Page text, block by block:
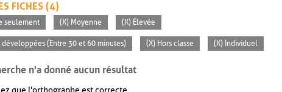
FICHES (4)
seulement (X) Moyenne (X) Élevée
développées (Entre 30 et 60 minutes) (X) Hors classe (X) Individuel
n'a donné aucun résultat